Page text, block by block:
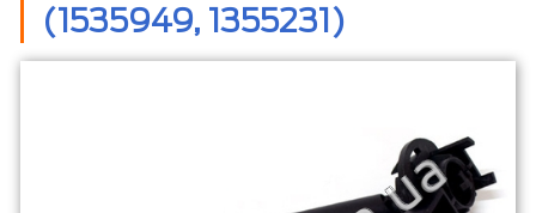
(1535949, 1355231)